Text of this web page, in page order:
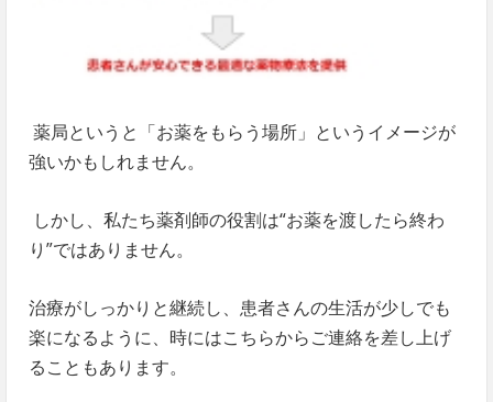
薬局というと「お薬をもらう場所」というイメージが
強いかもしれません。
しかし、私たち薬剤師の役割は“お薬を渡したら終わ
り”ではありません。
治療がしっかりと継続し、患者さんの生活が少しでも
楽になるように、時にはこちらからご連絡を差し上げ
ることもあります。